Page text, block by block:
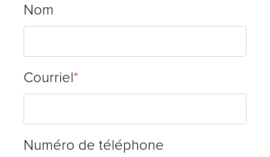
Nom
Courriel
Numéro de téléphone